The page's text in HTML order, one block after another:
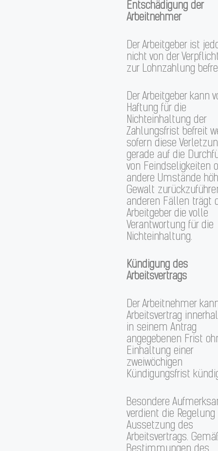
Entschädigung der
Arbeitnehmer
Der Arbeitgeber ist
nicht von der
zur Lohnzahlung
Der Arbeitgeber kann
Haftung für die
Nichteinhaltung der
Zahlungsfrist befreit
sofern diese
gerade auf die
von Feindseligkeiten
andere Umstände
Gewalt
anderen Fällen trägt
Arbeitgeber die volle
Verantwortung für die
Nichteinhaltung.
Kündigung des
Arbeitsvertrags
Der Arbeitnehmer
Arbeitsvertrag
in seinem Antrag
angegebenen Frist
Einhaltung einer
zweiwöchigen
Kündigungsfrist
Besondere
verdient die Regelung
Aussetzung des
Arbeitsvertrags.